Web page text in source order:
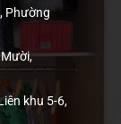
Phường
khu 5-6,